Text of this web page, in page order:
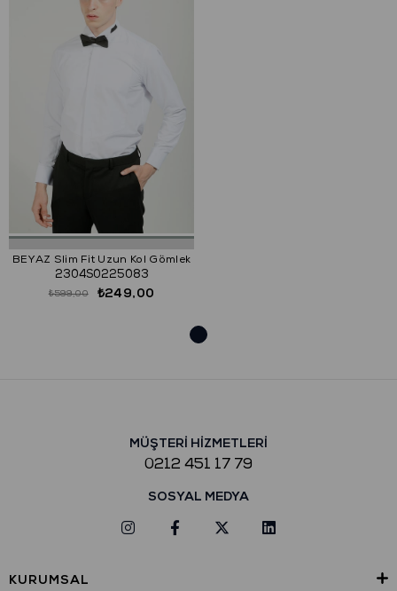
BEYAZ Slim Fit Uzun Kol Gömlek
2304S0225083
₺249,00
₺599,00
MÜŞTERİ HİZMETLERİ
0212 451 17 79
SOSYAL MEDYA
KURUMSAL